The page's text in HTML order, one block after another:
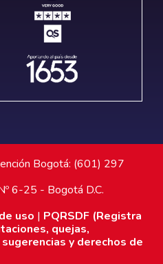
Bogotá: (601) 297
6-25 - Bogotá D.C.
uso | PQRSDF (Registra
quejas,
y derechos de